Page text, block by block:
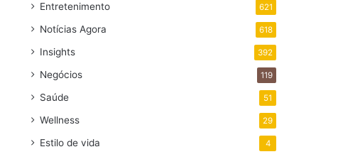
Entretenimento 621
Notícias Agora 618
Insights 392
Negócios 119
Saúde 51
Wellness 29
Estilo de vida 4